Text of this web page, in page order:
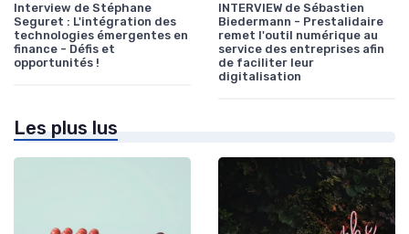
Interview de Stéphane
Seguret : L'intégration des
technologies émergentes en
finance - Défis et
opportunités !
INTERVIEW de Sébastien
Biedermann - Prestalidaire
remet l'outil numérique au
service des entreprises afin
de faciliter leur
digitalisation
Les plus lus